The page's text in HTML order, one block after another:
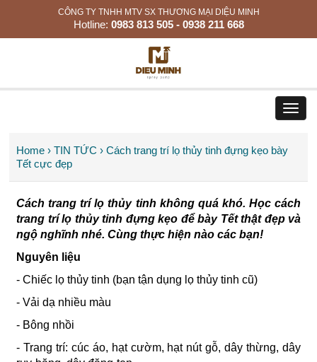
CÔNG TY TNHH MTV SX THƯƠNG MẠI DIỆU MINH
Hotline: 0983 813 505 - 0938 211 668
Home › TIN TỨC › Cách trang trí lọ thủy tinh đựng kẹo bày
Tết cực đẹp
Cách trang trí lọ thủy tinh không quá khó. Học cách
trang trí lọ thủy tinh đựng kẹo để bày Tết thật đẹp và
ngộ nghĩnh nhé. Cùng thực hiện nào các bạn!
Nguyên liệu
- Chiếc lọ thủy tinh (bạn tận dụng lọ thủy tinh cũ)
- Vải dạ nhiều màu
- Bông nhồi
- Trang trí: cúc áo, hạt cườm, hạt nút gỗ, dây thừng, dây